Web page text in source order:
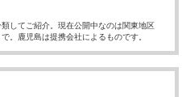
してご紹介。現在公開中なのは関東地区
。鹿児島は提携会社によるものです。